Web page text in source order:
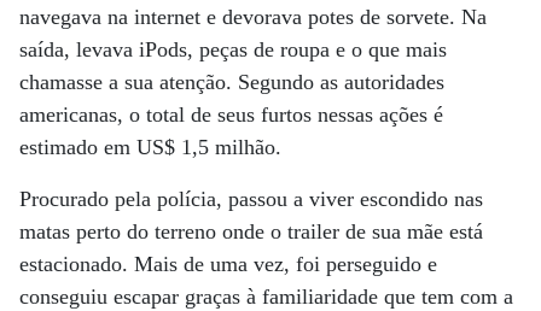
navegava na internet e devorava potes de sorvete. Na
saída, levava iPods, peças de roupa e o que mais
chamasse a sua atenção. Segundo as autoridades
americanas, o total de seus furtos nessas ações é
estimado em US$ 1,5 milhão.
Procurado pela polícia, passou a viver escondido nas
matas perto do terreno onde o trailer de sua mãe está
estacionado. Mais de uma vez, foi perseguido e
conseguiu escapar graças à familiaridade que tem com a